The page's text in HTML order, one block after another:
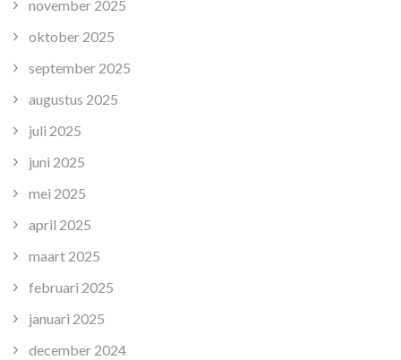
november 2025
oktober 2025
september 2025
augustus 2025
juli 2025
juni 2025
mei 2025
april 2025
maart 2025
februari 2025
januari 2025
december 2024